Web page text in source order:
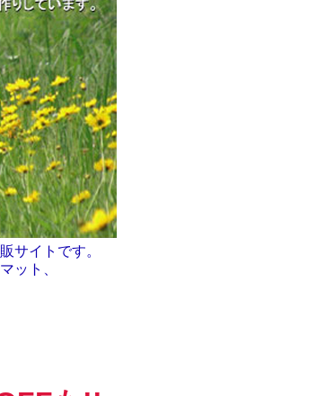
サイトです。
ット、